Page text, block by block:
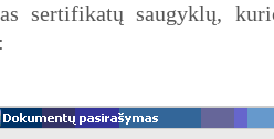
sertifikatų saugyklų,